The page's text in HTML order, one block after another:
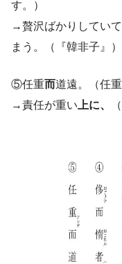
す。）
→贅沢ばかりしていて
まう。（『韓非子』）
⑤任重而道遠。（任重
→責任が重い 上に、